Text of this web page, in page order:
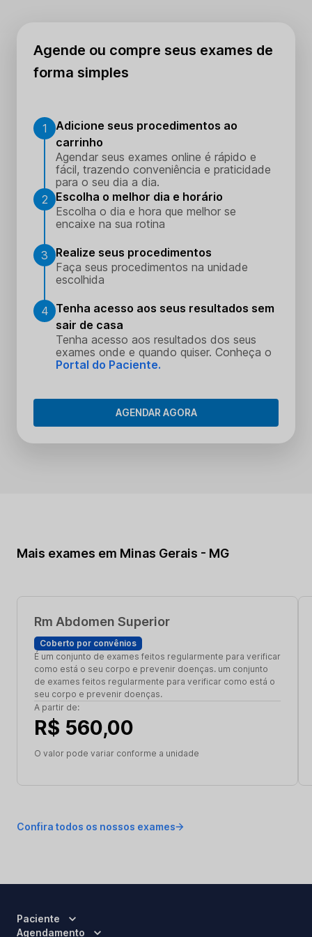
Agende ou compre seus exames de
forma simples
1
Adicione seus procedimentos ao
carrinho
Agendar seus exames online é rápido e
fácil, trazendo conveniência e praticidade
para o seu dia a dia.
2
Escolha o melhor dia e horário
Escolha o dia e hora que melhor se
encaixe na sua rotina
3
Realize seus procedimentos
Faça seus procedimentos na unidade
escolhida
4 Tenha acesso aos seus resultados sem
sair de casa
Tenha acesso aos resultados dos seus
exames onde e quando quiser. Conheça o
Portal do Paciente.
AGENDAR AGORA
Mais exames em Minas Gerais - MG
Rm Abdomen Superior
Coberto por convênios
É um conjunto de exames feitos regularmente para verificar
como está o seu corpo e prevenir doenças. um conjunto
de exames feitos regularmente para verificar como está o
seu corpo e prevenir doenças.
A partir de:
R$ 560,00
O valor pode variar conforme a unidade
Confira todos os nossos exames
Paciente
Agendamento